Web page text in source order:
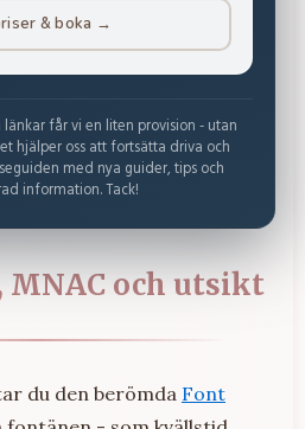
& boka →
får vi en liten provision - utan
hjälper oss att fortsätta driva och
med nya guider, tips och
information. Tack!
MNAC och utsikt
du den berömda Font